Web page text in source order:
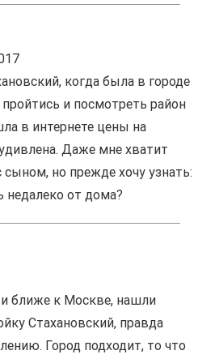
когда была в городе
и посмотреть район
в интернете цены на
Даже мне хватит
но прежде хочу узнать:
недалеко от дома?
ближе к Москве, нашли
Стахановский, правда
Город подходит, то что